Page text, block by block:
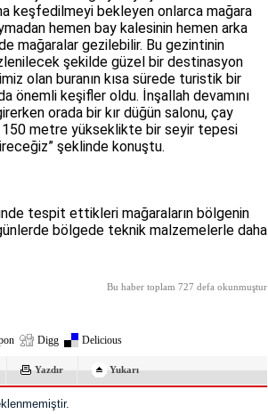
keşfedilmeyi bekleyen onlarca mağara
hemen bay kalesinin hemen arka
mağaralar gezilebilir. Bu gezintinin
şekilde güzel bir destinasyon
olan buranın kısa sürede turistik bir
önemli keşifler oldu. İnşallah devamını
orada bir kır düğün salonu, çay
150 metre yükseklikte bir seyir tepesi
şeklinde konuştu.
tespit ettikleri mağaraların bölgenin
bölgede teknik malzemelerle daha
Bu haber toplam 727 defa okunmuştur
Digg Delicious
Yazdır Yukarı